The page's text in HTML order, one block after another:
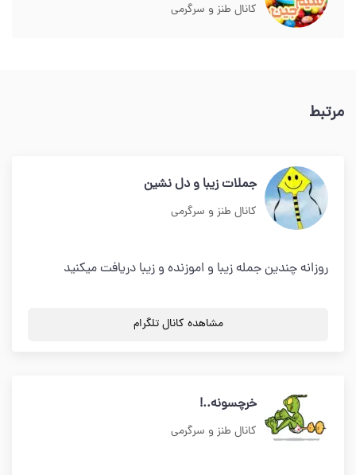
کانال طنز و سرگرمی
مرتبط
جملات زیبا و دل نشین
کانال طنز و سرگرمی
روزانه چندین جمله زیبا و اموزنده و زیبا دریافت میکنید
مشاهده کانال تلگرام
خرچسونه..!
کانال طنز و سرگرمی